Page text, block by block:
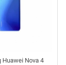
Huawei Nova 4